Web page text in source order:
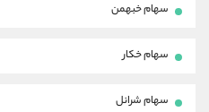
سهام خبهمن
سهام خکار
سهام شرانل